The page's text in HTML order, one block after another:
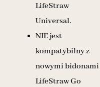
LifeStraw
Universal.
NIE jest
kompatybilny z
nowymi bidonami
LifeStraw Go